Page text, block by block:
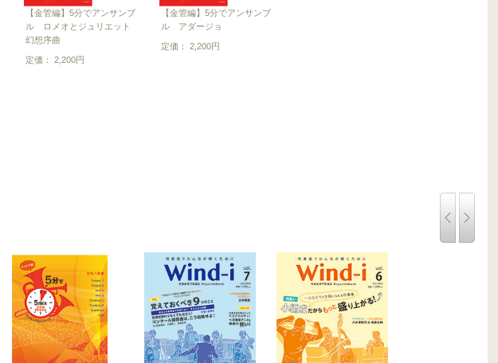
【金管編】5分でアンサンブ
ル ロメオとジュリエット
幻想序曲
定価： 2,200円
【金管編】5分でアンサンブ
ル アダージョ
定価： 2,200円